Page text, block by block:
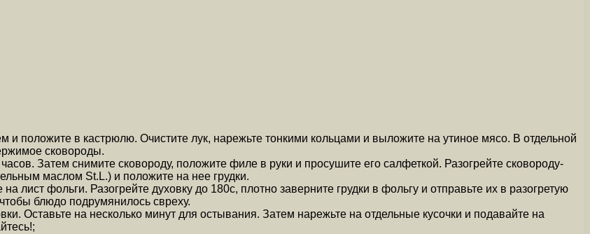
и положите в кастрюлю. Очистите лук, нарежьте тонкими кольцами и выложите на утиное мясо. В отдельной
сковороды.
Затем снимите сковороду, положите филе в руки и просушите его салфеткой. Разогрейте сковороду-
маслом St.L.) и положите на нее грудки.
лист фольги. Разогрейте духовку до 180c, плотно заверните грудки в фольгу и отправьте их в разогретую
блюдо подрумянилось свреху.
Оставьте на несколько минут для остывания. Затем нарежьте на отдельные кусочки и подавайте на